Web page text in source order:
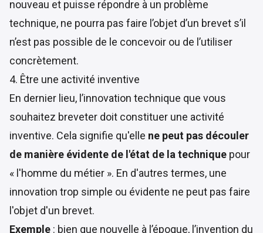
nouveau et puisse répondre à un problème
technique, ne pourra pas faire l’objet d’un brevet s’il
n’est pas possible de le concevoir ou de l’utiliser
concrètement.
4. Être une activité inventive
En dernier lieu, l’innovation technique que vous
souhaitez breveter doit constituer une activité
inventive. Cela signifie qu'elle ne peut pas découler
de manière évidente de l'état de la technique pour
« l'homme du métier ». En d'autres termes, une
innovation trop simple ou évidente ne peut pas faire
l'objet d'un brevet.
Exemple : bien que nouvelle à l’époque, l’invention du